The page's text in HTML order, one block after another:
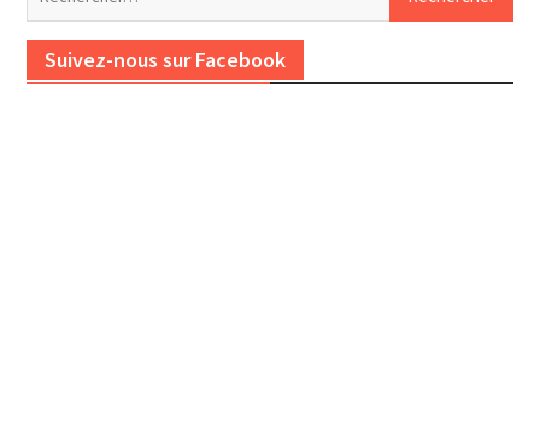
Suivez-nous sur Facebook